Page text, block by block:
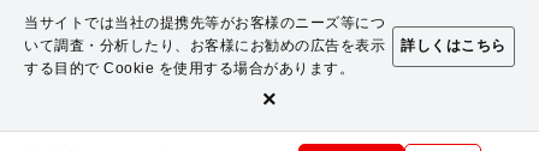
当サイトでは当社の提携先等がお客様のニーズ等につ
いて調査・分析したり、お客様にお勧めの広告を表示
する目的で Cookie を使用する場合があります。
詳しくはこちら
×